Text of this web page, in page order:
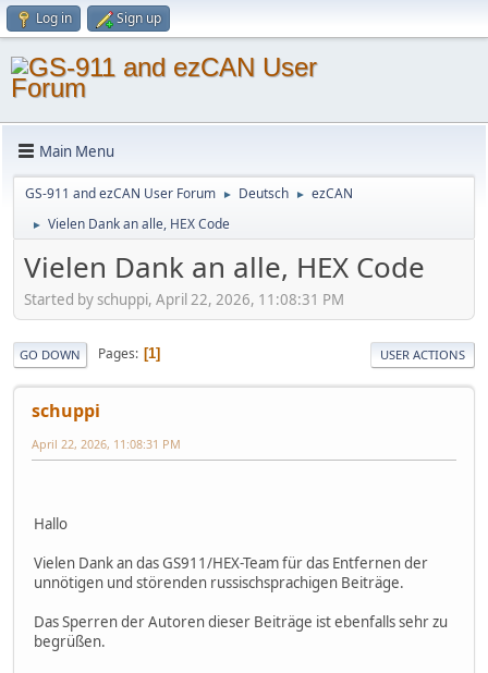
Log in Sign up
Main Menu
GS-911 and ezCAN User Forum ► Deutsch ► ezCAN
► Vielen Dank an alle, HEX Code
Vielen Dank an alle, HEX Code
Started by schuppi, April 22, 2026, 11:08:31 PM
GO DOWN Pages 1 USER ACTIONS
schuppi
April 22, 2026, 11:08:31 PM
Hallo
Vielen Dank an das GS911/HEX-Team für das Entfernen der
unnötigen und störenden russischsprachigen Beiträge.
Das Sperren der Autoren dieser Beiträge ist ebenfalls sehr zu
begrüßen.